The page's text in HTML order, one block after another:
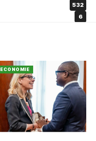
532
6
ECONOMIE